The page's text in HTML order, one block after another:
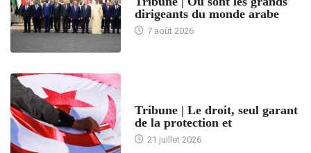
dirigeants du monde arabe
7 août 2026
Tribune | Le droit, seul garant
de la protection et
21 juillet 2026